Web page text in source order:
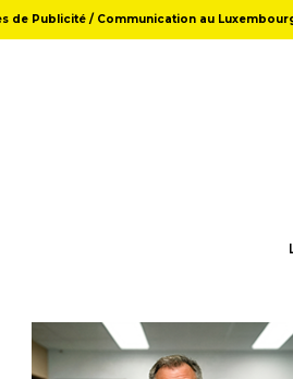
de Publicité / Communication au